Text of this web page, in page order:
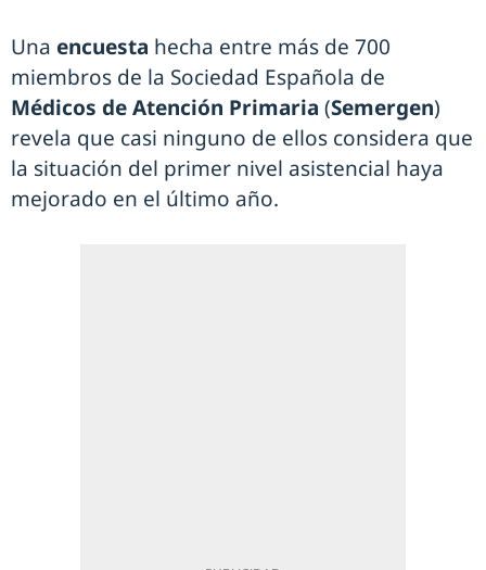
Una encuesta hecha entre más de 700
miembros de la Sociedad Española de
Médicos de Atención Primaria (Semergen)
revela que casi ninguno de ellos considera que
la situación del primer nivel asistencial haya
mejorado en el último año.